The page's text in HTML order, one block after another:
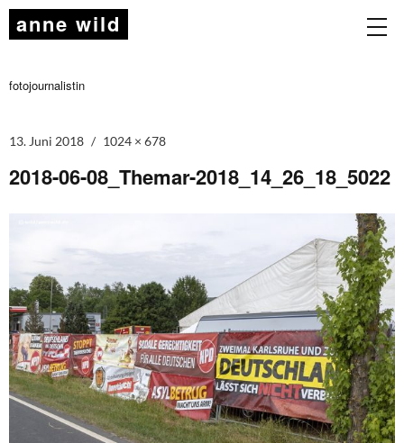
anne wild
fotojournalistin
13. Juni 2018 1024 × 678
2018-06-08_Themar-2018_14_26_18_5022